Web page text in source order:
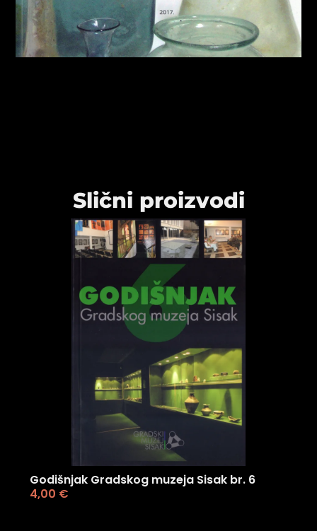
Slični proizvodi
Godišnjak Gradskog muzeja Sisak br. 6
4,00 €